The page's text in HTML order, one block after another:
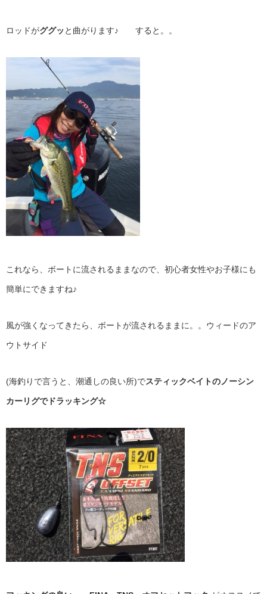
ロッドがググッと曲がります♪ すると。。
これなら、ボートに流されるままなので、初心者女性やお子様にも
簡単にできますね♪
風が強くなってきたら、ボートが流されるままに。。ウィードのア
ウトサイド
(海釣りで言うと、潮通しの良い所)でスティックベイトのノーシン
カーリグでドラッキング☆